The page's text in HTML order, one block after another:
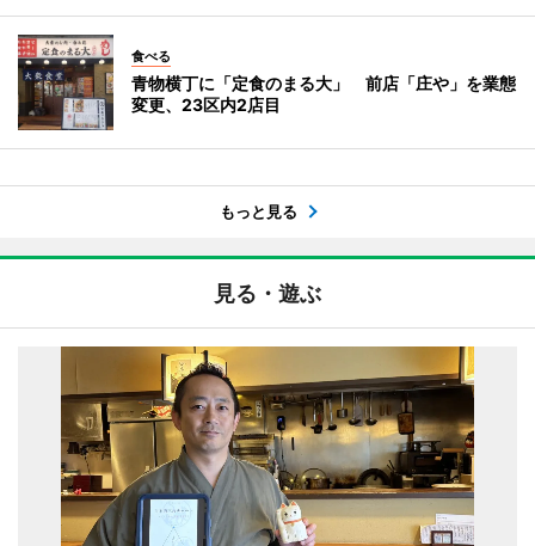
食べる
青物横丁に「定食のまる大」 前店「庄や」を業態
変更、23区内2店目
もっと見る
見る・遊ぶ